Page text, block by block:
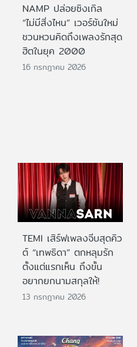
NAMP ปล่อยซิงเกิล
“ไม่มีสิ่งไหน” เวอร์ชันใหม่
ชวนหวนคิดถึงเพลงรักสุด
ฮิตในยุค 2000
16 กรกฎาคม 2026
TEMI เสิร์ฟเพลงจีบสุดคิว
ต์ “เทพธิดา” ตกหลุมรัก
ตั้งแต่แรกเห็น ถึงขั้น
อยากยกนามสกุลให้!
13 กรกฎาคม 2026